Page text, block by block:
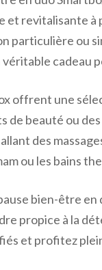
et revitalisante à
particulière ou
cadeau
offrent une
de beauté ou
des
ou les bains
bien-être en
propice à la
et profitez